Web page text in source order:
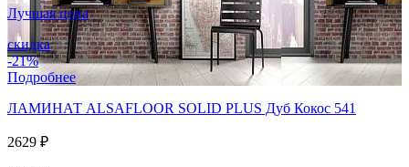
Лучшая цена
скидка
-21%
Подробнее
ЛАМИНАТ ALSAFLOOR SOLID PLUS Дуб Кокос 541
2629 ₽